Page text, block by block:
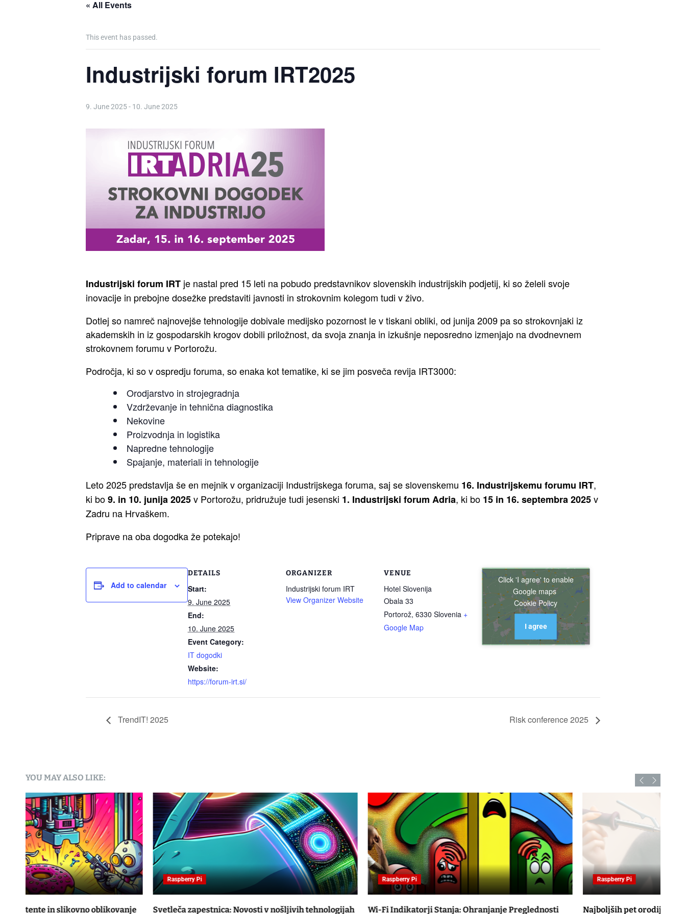
« All Events
This event has passed.
Industrijski forum IRT2025
9. June 2025- 10. June 2025
Industrijski forum IRT je nastal pred 15 leti na pobudo predstavnikov slovenskih industrijskih podjetij, ki so želeli svoje
inovacije in prebojne dosežke predstaviti javnosti in strokovnim kolegom tudi v živo.
Dotlej so namreč najnovejše tehnologije dobivale medijsko pozornost le v tiskani obliki, od junija 2009 pa so strokovnjaki iz
akademskih in iz gospodarskih krogov dobili priložnost, da svoja znanja in izkušnje neposredno izmenjajo na dvodnevnem
strokovnem forumu v Portorožu.
Področja, ki so v ospredju foruma, so enaka kot tematike, ki se jim posveča revija IRT3000:
Orodjarstvo in strojegradnja
Vzdrževanje in tehnična diagnostika
Nekovine
Proizvodnja in logistika
Napredne tehnologije
Spajanje, materiali in tehnologije
Leto 2025 predstavlja še en mejnik v organizaciji Industrijskega foruma, saj se slovenskemu 16. Industrijskemu forumu IRT,
ki bo9. in 10. junija 2025v Portorožu, pridružuje tudi jesenski 1. Industrijski forum Adria, ki bo 15 in 16. septembra 2025v
Zadru na Hrvaškem.
Priprave na oba dogodka že potekajo!
Add to calendar
DETAILS
Start:
9. June 2025
End:
10. June 2025
Event Category:
IT dogodki
Website:
https://forum-irt.si/
ORGANIZER
Industrijski forum IRT
View Organizer Website
VENUE
Hotel Slovenija
Obala 33
Portorož, 6330 Slovenia +
Google Map
Click 'I agree' to enable
Google maps
Cookie Policy
I agree
TrendIT! 2025 Risk conference 2025
YOU MAY ALSO LIKE:
Raspberry Pi
Svetleča zapestnica: Novosti v nošljivih tehnologijah
Raspberry Pi
Wi-Fi Indikatorji Stanja: Ohranjanje Preglednosti
Raspberry Pi
Najboljših pet orodij za začetek s elektronskim